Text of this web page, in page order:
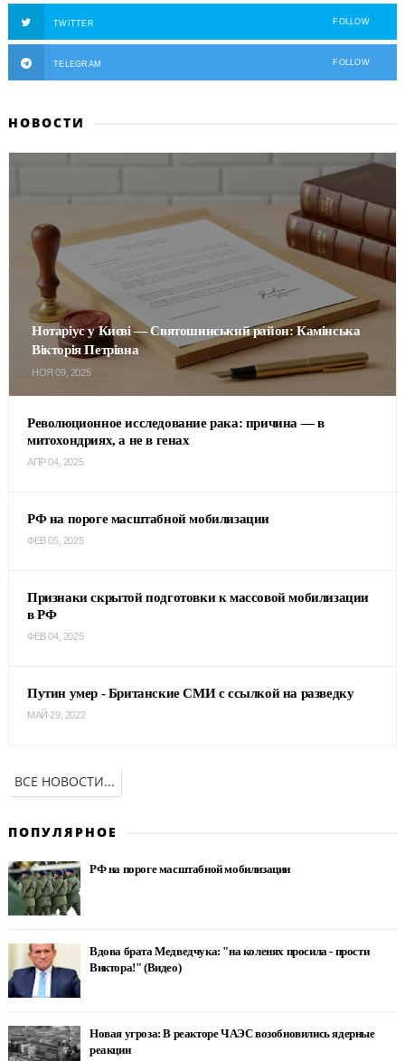
TWITTER FOLLOW
TELEGRAM FOLLOW
НОВОСТИ
Нотаріус у Києві — Святошинський район: Камінська
Вікторія Петрівна
НОЯ 09, 2025
Революционное исследование рака: причина — в
митохондриях, а не в генах
АПР 04, 2025
РФ на пороге масштабной мобилизации
ФЕВ 05, 2025
Признаки скрытой подготовки к массовой мобилизации
в РФ
ФЕВ 04, 2025
Путин умер - Британские СМИ с ссылкой на разведку
МАЙ 29, 2022
ВСЕ НОВОСТИ...
ПОПУЛЯРНОЕ
РФ на пороге масштабной мобилизации
Вдова брата Медведчука: "на коленях просила - прости
Виктора!" (Видео)
Новая угроза: В реакторе ЧАЭС возобновились ядерные
реакции